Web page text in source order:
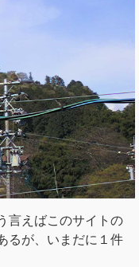
言えばこのサイトの
るが、いまだに１件